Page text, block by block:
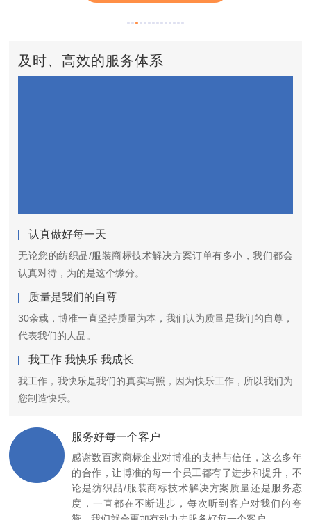
及时、高效的服务体系
认真做好每一天
无论您的纺织品/服装商标技术解决方案订单有多小，我们都会
认真对待，为的是这个缘分。
质量是我们的自尊
30余载，博准一直坚持质量为本，我们认为质量是我们的自尊，
代表我们的人品。
我工作 我快乐 我成长
我工作，我快乐是我们的真实写照，因为快乐工作，所以我们为
您制造快乐。
服务好每一个客户
感谢数百家商标企业对博准的支持与信任，这么多年
的合作，让博准的每一个员工都有了进步和提升，不
论是纺织品/服装商标技术解决方案质量还是服务态
度，一直都在不断进步，每次听到客户对我们的夸